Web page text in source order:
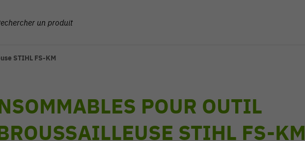
STIHL FS-KM
POUR OUTIL
STIHL FS-KM